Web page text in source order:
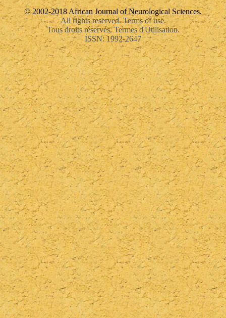
© 2002-2018 African Journal of Neurological Sciences.
All rights reserved. Terms of use.
Tous droits réservés. Termes d'Utilisation.
ISSN: 1992-2647